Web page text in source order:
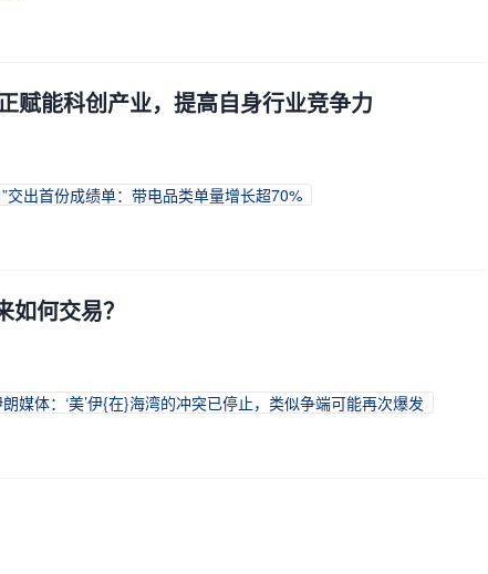
赋能科创产业，提高自身行业竞争力
交出首份成绩单：带电品类单量增长超70%
何交易？
媒体：‘美’伊{在}海湾的冲突已停止，类似争端可能再次爆发